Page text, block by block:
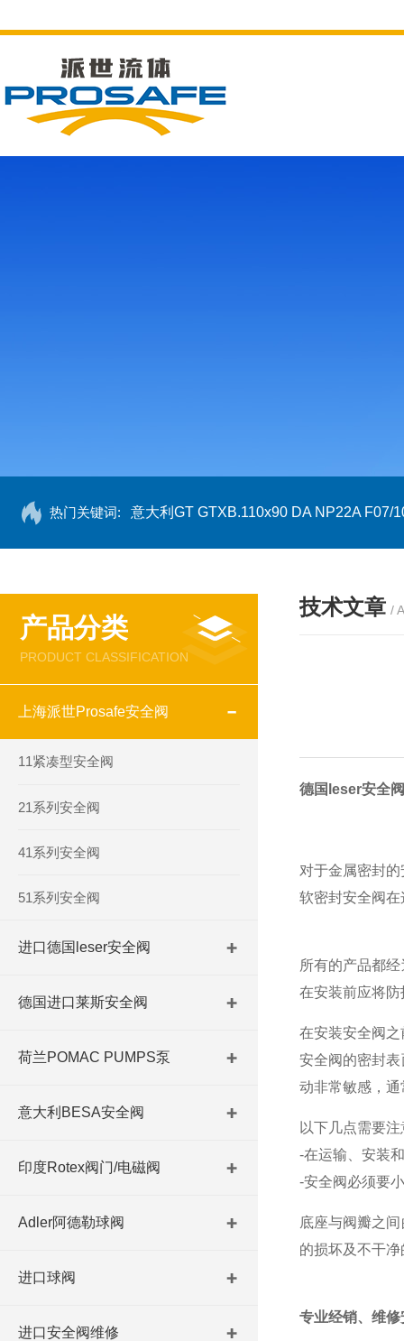
热门关键词: 意大利GT GTXB.110x90 DA NP22A F07/
产品分类
PRODUCT CLASSIFICATION
上海派世Prosafe安全阀
11紧凑型安全阀
21系列安全阀
41系列安全阀
51系列安全阀
进口德国leser安全阀
德国进口莱斯安全阀
荷兰POMAC PUMPS泵
意大利BESA安全阀
印度Rotex阀门/电磁阀
Adler阿德勒球阀
进口球阀
进口安全阀维修
技术文章 /
德国leser安全
对于金属密封
软密封安全阀
所有的产品都
在安装前应将
在安装安全阀
安全阀的密封
动非常敏感，
以下几点需要注
-在运输、安装
-安全阀必须要
底座与阀瓣之
的损坏及不干
专业经销、维